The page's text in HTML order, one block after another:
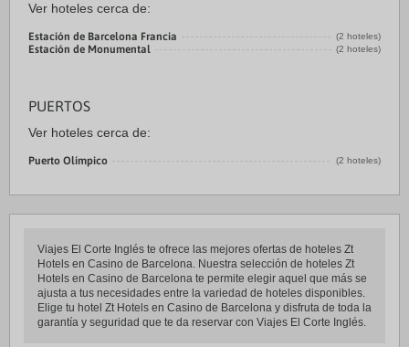
Ver hoteles cerca de:
Estación de Barcelona Francia (2 hoteles)
Estación de Monumental (2 hoteles)
PUERTOS
Ver hoteles cerca de:
Puerto Olímpico (2 hoteles)
Viajes El Corte Inglés te ofrece las mejores ofertas de hoteles Zt
Hotels en Casino de Barcelona. Nuestra selección de hoteles Zt
Hotels en Casino de Barcelona te permite elegir aquel que más se
ajusta a tus necesidades entre la variedad de hoteles disponibles.
Elige tu hotel Zt Hotels en Casino de Barcelona y disfruta de toda la
garantía y seguridad que te da reservar con Viajes El Corte Inglés.